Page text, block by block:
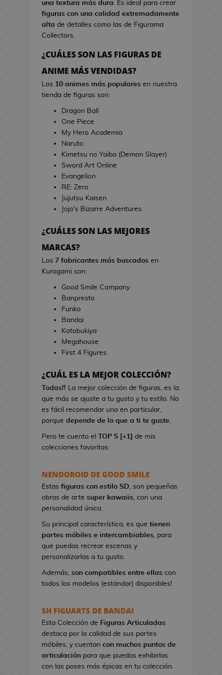
T
a
l
l
a
i
n
J
r
s
d
C
i
B
o
s
d
e
C
i
s
d
e
i
e
o
j
e
g
o
E
s
t
u
c
e
i
d
j
u
e
o
s
L
i
r
e
a
s
d
e
i
d
e
o
j
u
o
s
P
i
n
una textura más dura. Es ideal para crear
figuras con una calidad extremadamente
alta de detalles como las de Figurama
Collectors.
¿CUÁLES SON LAS FIGURAS DE
ANIME MÁS VENDIDAS?
Los 10 animes más populares en nuestra
tienda de figuras son:
Dragon Ball
One Piece
My Hero Academia
Naruto
Kimetsu no Yaiba (Demon Slayer)
Sword Art Online
Evangelion
RE: Zero
Jujutsu Kaisen
Jojo's Bizarre Adventures
¿CUÁLES SON LAS MEJORES
MARCAS?
Los 7 fabricantes más buscados en
Kurogami son:
Good Smile Company
Banpresto
Funko
Bandai
Kotobukiya
Megahouse
First 4 Figures
¿CUÁL ES LA MEJOR COLECCIÓN?
Todas!! La mejor colección de figuras, es la
que más se ajuste a tu gusto y tu estilo. No
es fácil recomendar una en particular,
porque depende de lo que a ti te guste.
Pero te cuento el TOP 5 [+1]
de mis
colecciones favoritas:
NENDOROID DE GOOD SMILE
Estas figuras con estilo SD, son pequeñas
obras de arte super kawaiis, con una
personalidad única.
Su principal característica, es que tienen
partes móbiles e intercambiables, para
que puedas recrear escenas y
personalizarlas a tu gusto.
Además, son compatibles entre ellas con
todos los modelos (estándar) disponibles!
SH FIGUARTS DE BANDAI
Esta Colección de Figuras Articuladas
destaca por la calidad de sus partes
móbiles, y cuentan con muchos puntos de
articulación para que puedas exhibirlas
con las poses más épicas en tu colección.